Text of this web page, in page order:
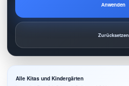
Anwenden
Zurücksetzen
Alle Kitas und Kindergärten